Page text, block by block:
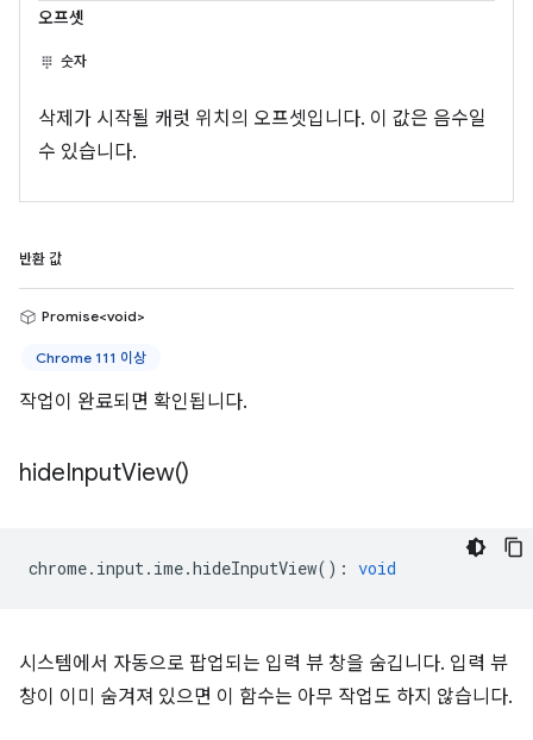
오프셋
숫자
삭제가 시작될 캐럿 위치의 오프셋입니다. 이 값은 음수일
수 있습니다.
반환 값
Promise<void>
Chrome 111 이상
작업이 완료되면 확인됩니다.
hideInputView()
chrome. input. ime.hideInputView() : void
시스템에서 자동으로 팝업되는 입력 뷰 창을 숨깁니다. 입력 뷰
창이 이미 숨겨져 있으면 이 함수는 아무 작업도 하지 않습니다.